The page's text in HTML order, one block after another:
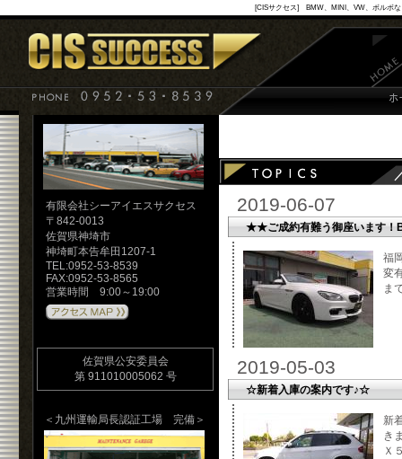
[CISサクセス] BMW、MINI、VW、ボルボな
有限会社シーアイエスサクセス
〒842-0013
佐賀県神埼市
神埼町本告牟田1207-1
TEL:0952-53-8539
FAX:0952-53-8565
営業時間 9:00～19:00
佐賀県公安委員会
第 911010005062 号
＜九州運輸局長認証工場 完備＞
2019-06-07
★★ご成約有難う御座います！
福
変
ま
2019-05-03
☆新着入庫の案内です♪☆
新
き
Ｘ